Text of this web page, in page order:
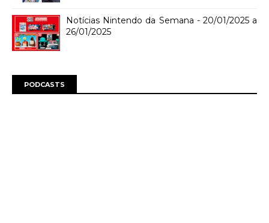
Notícias Nintendo da Semana - 20/01/2025 a
26/01/2025
PODCASTS